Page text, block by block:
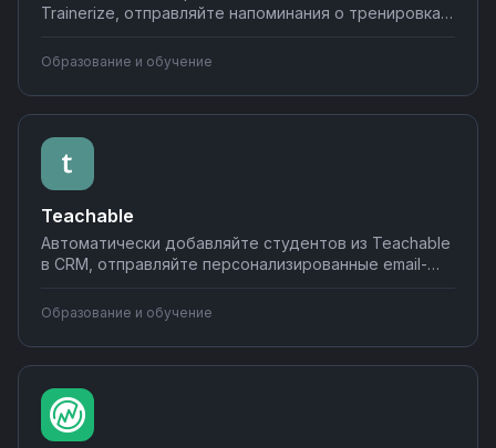
Trainerize, отправляйте напоминания о тренировках
календарями и создавайте отчеты о прогрессе.
Настраивайте интеграции фитнес-платформы без
программирования на Nodul.
Образование и обучение
Teachable
Автоматически добавляйте студентов из Teachable
в CRM, отправляйте персонализированные email-
синхронизируйте данные с платежными системами.
Создавайте воронки продаж образовательных
продуктов с помощью интеграций на Nodul.
Образование и обучение